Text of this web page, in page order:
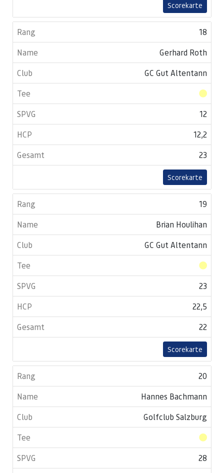
Scorekarte
18
Gerhard Roth
GC Gut Altentann
12
12,2
23
Scorekarte
19
Brian Houlihan
GC Gut Altentann
23
22,5
22
Scorekarte
20
Hannes Bachmann
Golfclub Salzburg
28